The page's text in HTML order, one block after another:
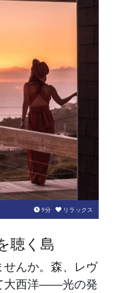
9分 リラックス
聴く島
んか。森、レヴ
大西洋――光の発